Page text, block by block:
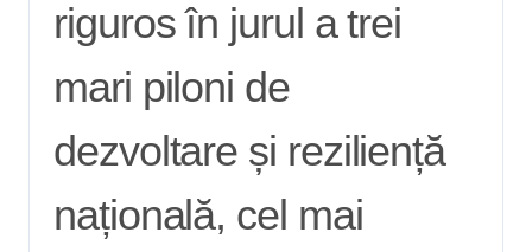
riguros în jurul a trei
mari piloni de
dezvoltare și reziliență
națională, cel mai